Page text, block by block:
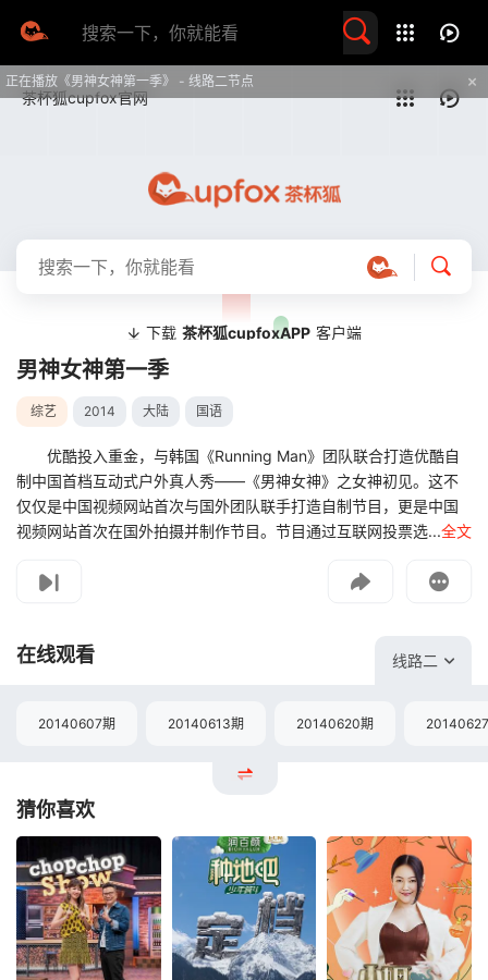
正在播放《男神女神第一季》 - 线路二节点
如遇视频无法播放或加载速度慢，可尝试切换播放线路
男神女神第一季
综艺 2014 大陆 国语
优酷投入重金，与韩国《Running Man》团队联合打造优酷自
制中国首档互动式户外真人秀——《男神女神》之女神初见。这不
仅仅是中国视频网站首次与国外团队联手打造自制节目，更是中国
视频网站首次在国外拍摄并制作节目。节目通过互联网投票选...全文
如遇无法播放请提交给我们
在线观看 线路二
20140607期 20140613期 20140620期
猜你喜欢